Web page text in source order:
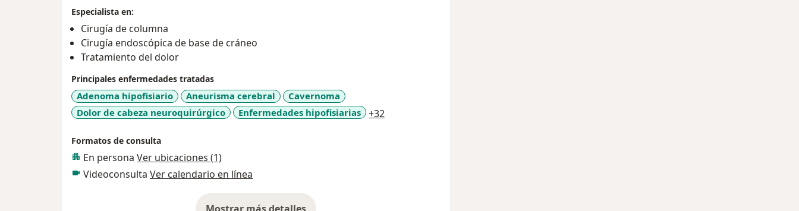
Especialista en:
Cirugía de columna
Cirugía endoscópica de base de cráneo
Tratamiento del dolor
Principales enfermedades tratadas
Adenoma hipofisiario Aneurisma cerebral
Cavernoma
Dolor de cabeza neuroquirúrgico
Enfermedades hipofisiarias +32
Formatos de consulta
En persona Ver ubicaciones (1)
Videoconsulta Ver calendario en línea